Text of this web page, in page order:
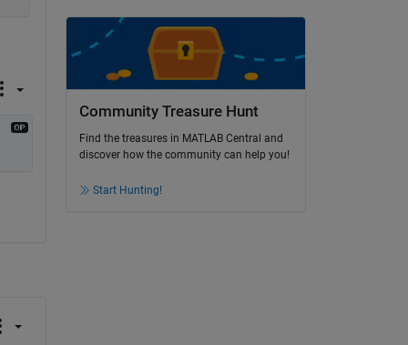
Community Treasure Hunt
Find the treasures in MATLAB Central and
discover how the community can help you!
Start Hunting!